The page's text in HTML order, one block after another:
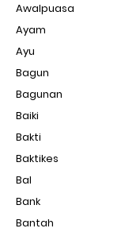
Awalpuasa
Ayam
Ayu
Bagun
Bagunan
Baiki
Bakti
Baktikes
Bal
Bank
Bantah